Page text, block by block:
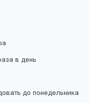
в день
до понедельника